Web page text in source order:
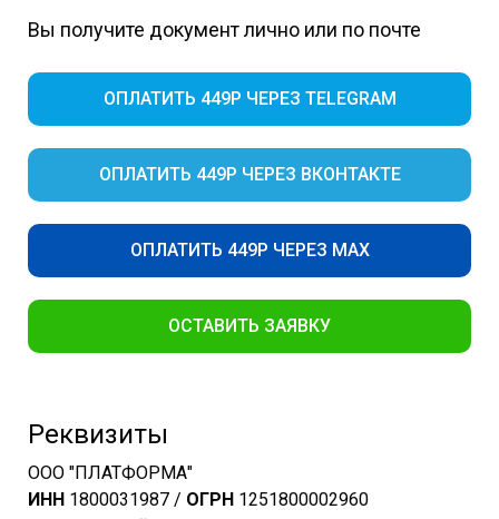
Вы получите документ лично или по почте
ОПЛАТИТЬ 449Р ЧЕРЕЗ TELEGRAM
ОПЛАТИТЬ 449Р ЧЕРЕЗ ВКОНТАКТЕ
ОПЛАТИТЬ 449Р ЧЕРЕЗ MAX
ОСТАВИТЬ ЗАЯВКУ
Реквизиты
ООО "ПЛАТФОРМА"
ИНН 1800031987 / ОГРН 1251800002960